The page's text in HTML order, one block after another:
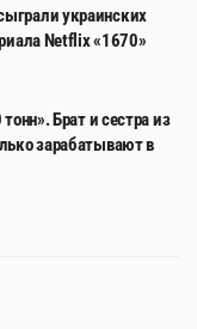
украинских
Netflix «1670»
Брат и сестра из
зарабатывают в